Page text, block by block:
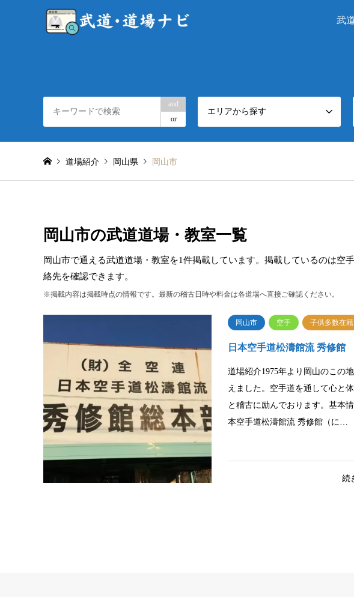
武
and
or
エリアから探す
道場紹介 岡山県 岡山市
岡山市の武道道場・教室一覧
岡山市で通える武道道場・教室を1件掲載しています。掲載しているのは
絡先を確認できます。
※掲載内容は掲載時点の情報です。最新の稽古日時や料金は各道場へ直接ご確認ください。
岡山市 空手 子供多数在籍
日本空手道松濤館流 秀修館
道場紹介1975年より岡山のこの
えました。空手道を通して心と
と稽古に励んでおります。基本
本空手道松濤館流 秀修館（に…
続